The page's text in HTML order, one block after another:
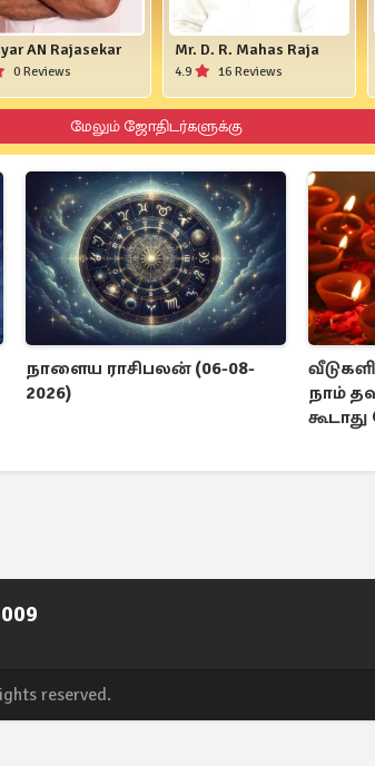
AN Rajasekar
0 Reviews
Mr. D. R. Mahas Raja
4.9 16 Reviews
மேலும் ஜோதிடர்களுக்கு
நாளைய ராசிபலன் (06-08-
2026)
நாம்
கூடாது
reserved.